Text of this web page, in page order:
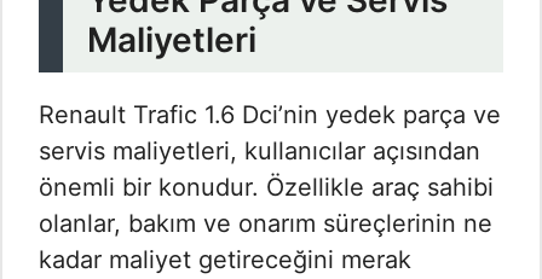
Maliyetleri
Renault Trafic 1.6 Dci’nin yedek parça ve
servis maliyetleri, kullanıcılar açısından
önemli bir konudur. Özellikle araç sahibi
olanlar, bakım ve onarım süreçlerinin ne
kadar maliyet getireceğini merak